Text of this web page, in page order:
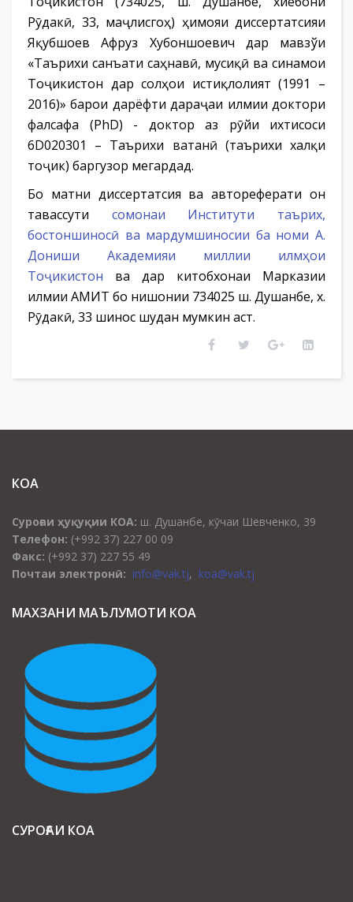
Рӯдакӣ, 33, маҷлисгоҳ) ҳимояи диссертатсияи
Яқубшоев Афруз Хубоншоевич дар мавзўи
«Таърихи санъати саҳнавӣ, мусиқӣ ва синамои
Тоҷикистон дар солҳои истиқлолият (1991 –
2016)» барои дарёфти дараҷаи илмии доктори
фалсафа (PhD) - доктор аз рӯйи ихтисоси
6D020301 – Таърихи ватанӣ (таърихи халқи
тоҷик) баргузор мегардад.
Бо матни диссертатсия ва автореферати он
тавассути сомонаи Институти таърих,
бостоншиносӣ ва мардумшиносии ба номи А.
Дониши Академияи миллии илмҳои
Тоҷикистон ва дар китобхонаи Марказии
илмии АМИТ бо нишонии 734025 ш. Душанбе, х.
Рӯдакӣ, 33 шинос шудан мумкин аст.
КОА
Суроғаи ҳуқуқии КОА: ш. Душанбе, кӯчаи Шевченко, 39
Телефон: (+992 37) 227 00 09
Факс: (+992 37) 227 55 49
Почтаи электронӣ: info@vak.tj, koa@vak.tj
МАХЗАНИ МАЪЛУМОТИ КОА
СУРОҒАИ КОА